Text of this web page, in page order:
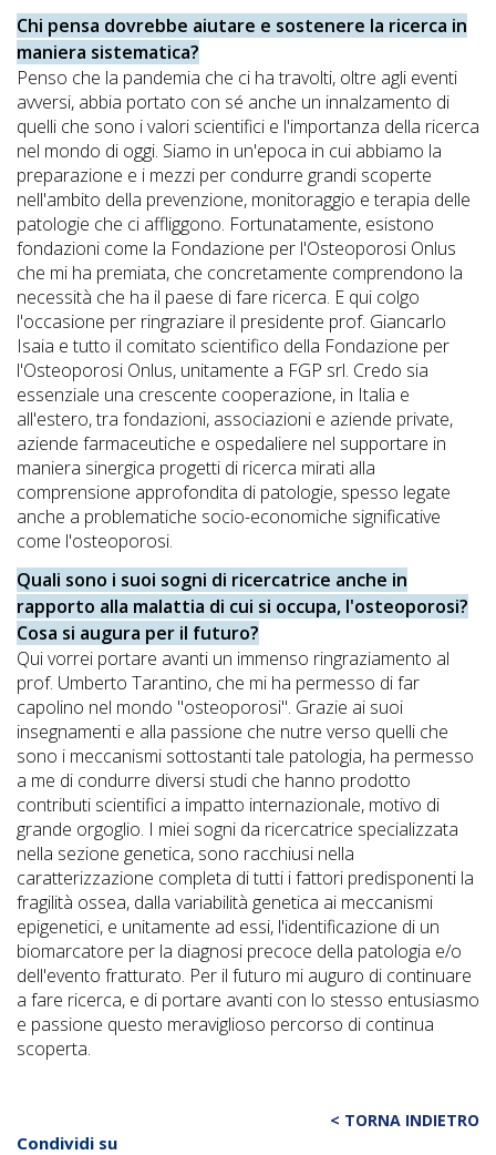
Chi pensa dovrebbe aiutare e sostenere la ricerca in
maniera sistematica?
Penso che la pandemia che ci ha travolti, oltre agli eventi
avversi, abbia portato con sé anche un innalzamento di
quelli che sono i valori scientifici e l'importanza della ricerca
nel mondo di oggi. Siamo in un'epoca in cui abbiamo la
preparazione e i mezzi per condurre grandi scoperte
nell'ambito della prevenzione, monitoraggio e terapia delle
patologie che ci affliggono. Fortunatamente, esistono
fondazioni come la Fondazione per l'Osteoporosi Onlus
che mi ha premiata, che concretamente comprendono la
necessità che ha il paese di fare ricerca. E qui colgo
l'occasione per ringraziare il presidente prof. Giancarlo
Isaia e tutto il comitato scientifico della Fondazione per
l'Osteoporosi Onlus, unitamente a FGP srl. Credo sia
essenziale una crescente cooperazione, in Italia e
all'estero, tra fondazioni, associazioni e aziende private,
aziende farmaceutiche e ospedaliere nel supportare in
maniera sinergica progetti di ricerca mirati alla
comprensione approfondita di patologie, spesso legate
anche a problematiche socio-economiche significative
come l'osteoporosi.
Quali sono i suoi sogni di ricercatrice anche in
rapporto alla malattia di cui si occupa, l'osteoporosi?
Cosa si augura per il futuro?
Qui vorrei portare avanti un immenso ringraziamento al
prof. Umberto Tarantino, che mi ha permesso di far
capolino nel mondo "osteoporosi". Grazie ai suoi
insegnamenti e alla passione che nutre verso quelli che
sono i meccanismi sottostanti tale patologia, ha permesso
a me di condurre diversi studi che hanno prodotto
contributi scientifici a impatto internazionale, motivo di
grande orgoglio. I miei sogni da ricercatrice specializzata
nella sezione genetica, sono racchiusi nella
caratterizzazione completa di tutti i fattori predisponenti la
fragilità ossea, dalla variabilità genetica ai meccanismi
epigenetici, e unitamente ad essi, l'identificazione di un
biomarcatore per la diagnosi precoce della patologia e/o
dell'evento fratturato. Per il futuro mi auguro di continuare
a fare ricerca, e di portare avanti con lo stesso entusiasmo
e passione questo meraviglioso percorso di continua
scoperta.
< TORNA INDIETRO
Condividi su